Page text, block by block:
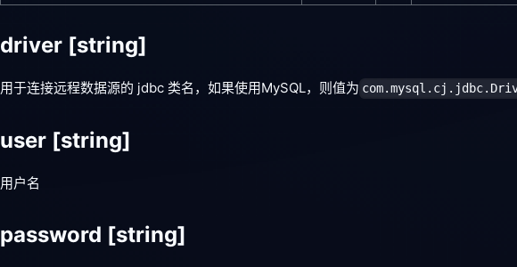
driver [string]
用于连接远程数据源的 jdbc 类名，如果使用MySQL，则值为
user [string]
用户名
password [string]